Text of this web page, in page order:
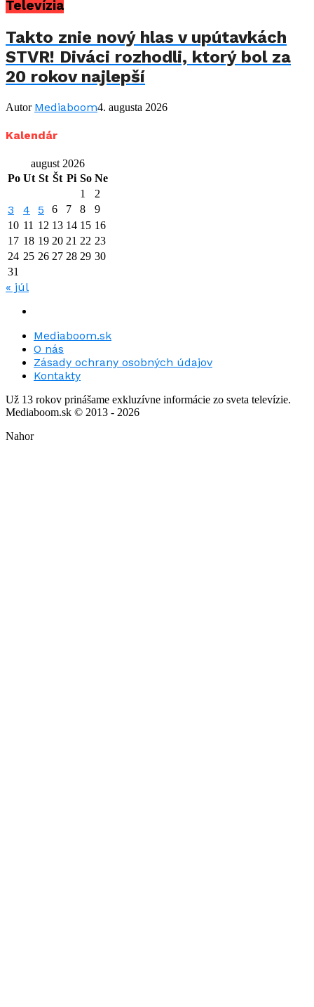
Televízia
Takto znie nový hlas v upútavkách
STVR! Diváci rozhodli, ktorý bol za
20 rokov najlepší
Autor Mediaboom4. augusta 2026
Kalendár
august 2026
Po Ut St Št Pi So Ne
1
2
3 4 5 6 7 8
9
10 11 12 13 14 15 16
17 18 19 20 21 22 23
24 25 26 27 28 29 30
31
« júl
Mediaboom.sk
O nás
Zásady ochrany osobných údajov
Kontakty
Už 13 rokov prinášame exkluzívne informácie zo sveta televízie.
Mediaboom.sk © 2013 - 2026
Nahor